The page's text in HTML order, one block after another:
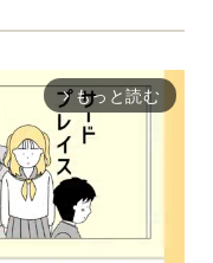
arrow_forward_ios もっと読む